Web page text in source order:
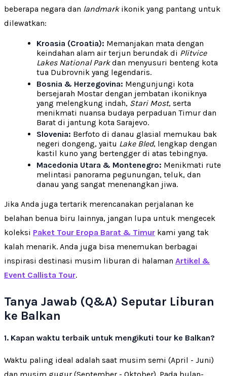
beberapa negara dan landmarkikonik yang pantang untuk
dilewatkan:
Kroasia (Croatia): Memanjakan mata dengan
keindahan alam air terjun berundak di Plitvice
Lakes National Parkdan menyusuri benteng kota
tua Dubrovnik yang legendaris.
Bosnia & Herzegovina: Mengunjungi kota
bersejarah Mostar dengan jembatan ikoniknya
yang melengkung indah, Stari Most, serta
menikmati nuansa budaya perpaduan Timur dan
Barat di jantung kota Sarajevo.
Slovenia: Berfoto di danau glasial memukau bak
negeri dongeng, yaitu Lake Bled, lengkap dengan
kastil kuno yang bertengger di atas tebingnya.
Macedonia Utara & Montenegro: Menikmati rute
melintasi panorama pegunungan, teluk, dan
danau yang sangat menenangkan jiwa.
Jika Anda juga tertarik merencanakan perjalanan ke
belahan benua biru lainnya, jangan lupa untuk mengecek
koleksi Paket Tour Eropa Barat & Timur kami yang tak
kalah menarik. Anda juga bisa menemukan berbagai
inspirasi destinasi musim liburan di halaman Artikel &
Event Callista Tour.
Tanya Jawab (Q&A) Seputar Liburan
ke Balkan
1. Kapan waktu terbaik untuk mengikuti tour ke Balkan?
Waktu paling ideal adalah saat musim semi (April - Juni)